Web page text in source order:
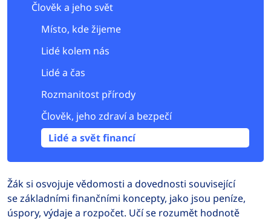
Člověk a jeho svět
Místo, kde žijeme
Lidé kolem nás
Lidé a čas
Rozmanitost přírody
Člověk, jeho zdraví a bezpečí
Lidé a svět financí
Žák si osvojuje vědomosti a dovednosti související
se základními finančními koncepty, jako jsou peníze,
úspory, výdaje a rozpočet. Učí se rozumět hodnotě